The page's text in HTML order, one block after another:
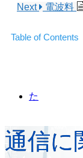
Next
電波料
Table of Contents
た
通信に